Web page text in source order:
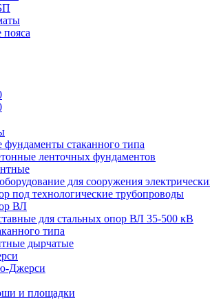
фундаменты стаканного типа
ленточных фундаментов
для сооружения
под технологические трубопроводы
ВЛ
для стальных опор ВЛ 35-500 кВ
типа
дырчатые
Джерси
и площадки